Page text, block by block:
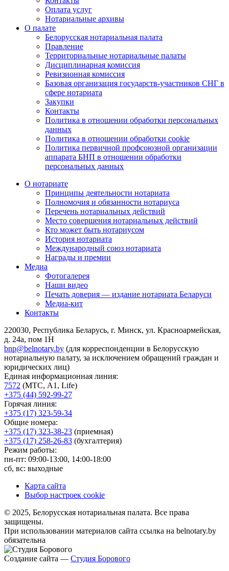
Оплата услуг
Нотариальные архивы
О палате
Белорусская нотариальная палата
Правление
Территориальные нотариальные палаты
Дисциплинарная комиссия
Ревизионная комиссия
Базовая организация государств-участников СНГ в
сфере нотариата
Закупки
Контакты
Политика в отношении обработки персональных
данных
Политика в отношении обработки cookie
Политика первичной профсоюзной организации
аппарата БНП в отношении обработки
персональных данных
О нотариате
Принципы деятельности нотариата
Полномочия и обязанности нотариуса
Перечень нотариальных действий
Место совершения нотариальных действий
Кто может быть нотариусом
История нотариата
Международный союз нотариата
Награды и премии
Медиа
Фотогалерея
Наши видео
Печать доверия — издание нотариата Беларуси
Медиа-кит
Контакты
220030, Республика Беларусь, г. Минск, ул. Красноармейская,
д. 24а, пом 1Н
bnp@belnotary.by (для корреспонденции в Белорусскую
нотариальную палату, за исключением обращений граждан и
юридических лиц)
Единая информационная линия:
7572 (МТС, A1, Life)
+375 (44) 592-99-27
Горячая линия:
+375 (17) 323-59-34
Общие номера:
+375 (17) 323-38-23 (приемная)
+375 (17) 258-26-83 (бухгалтерия)
Режим работы:
пн-пт: 09:00-13:00, 14:00-18:00
сб, вс: выходные
Карта сайта
Выбор настроек cookie
© 2025, Белорусская нотариальная палата. Все права
защищены.
При использовании материалов сайта ссылка на belnotary.by
обязательна
Создание сайта — Студия Борового